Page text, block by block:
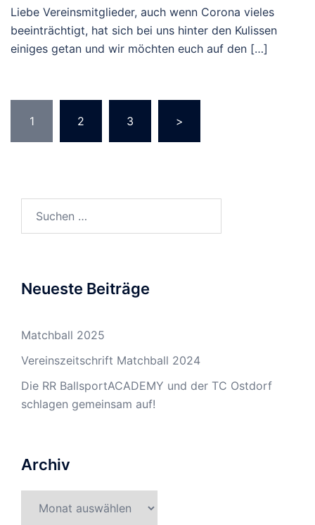
Liebe Vereinsmitglieder, auch wenn Corona vieles
beeinträchtigt, hat sich bei uns hinter den Kulissen
einiges getan und wir möchten euch auf den […]
der
Beiträge
1 2 3 >
Neueste Beiträge
Matchball 2025
Vereinszeitschrift Matchball 2024
Die RR BallsportACADEMY und der TC Ostdorf
schlagen gemeinsam auf!
Archiv